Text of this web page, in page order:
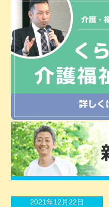
2021年12月22日